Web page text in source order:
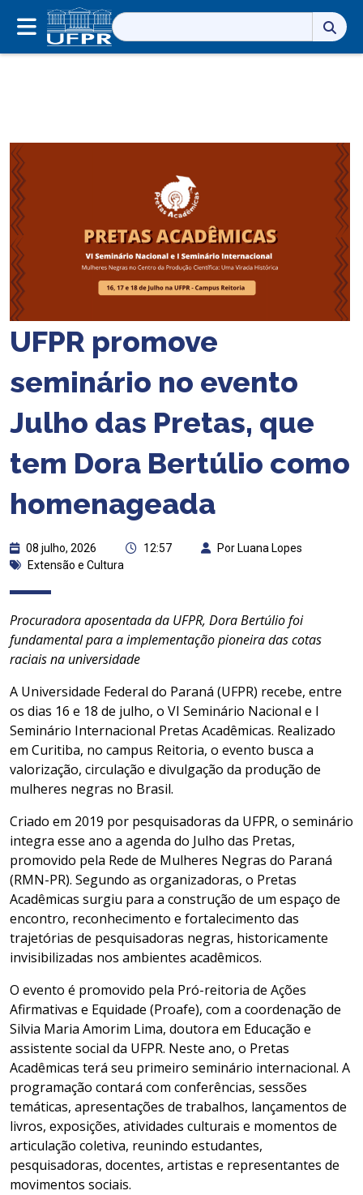
Pesquisar
por:
UFPR promove
seminário no evento
Julho das Pretas, que
tem Dora Bertúlio como
homenageada
08 julho, 2026 12:57
Por Luana Lopes
Extensão e Cultura
Procuradora aposentada da UFPR, Dora Bertúlio foi
fundamental para a implementação pioneira das cotas
raciais na universidade
A Universidade Federal do Paraná (UFPR) recebe, entre
os dias 16 e 18 de julho, o VI Seminário Nacional e I
Seminário Internacional Pretas Acadêmicas. Realizado
em Curitiba, no campus Reitoria, o evento busca a
valorização, circulação e divulgação da produção de
mulheres negras no Brasil.
Criado em 2019 por pesquisadoras da UFPR, o seminário
integra esse ano a agenda do Julho das Pretas,
promovido pela Rede de Mulheres Negras do Paraná
(RMN-PR). Segundo as organizadoras, o Pretas
Acadêmicas surgiu para a construção de um espaço de
encontro, reconhecimento e fortalecimento das
trajetórias de pesquisadoras negras, historicamente
invisibilizadas nos ambientes acadêmicos.
O evento é promovido pela Pró-reitoria de Ações
Afirmativas e Equidade (Proafe), com a coordenação de
Silvia Maria Amorim Lima, doutora em Educação e
assistente social da UFPR. Neste ano, o Pretas
Acadêmicas terá seu primeiro seminário internacional. A
programação contará com conferências, sessões
temáticas, apresentações de trabalhos, lançamentos de
livros, exposições, atividades culturais e momentos de
articulação coletiva, reunindo estudantes,
pesquisadoras, docentes, artistas e representantes de
movimentos sociais.